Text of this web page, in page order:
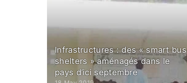
Infrastructures : des « smart bus
shelters » aménagés dans le
pays d’ici septembre